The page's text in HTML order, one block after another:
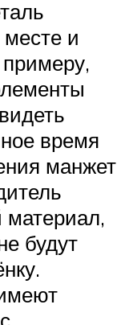
и
время
манжет
материал,
будут